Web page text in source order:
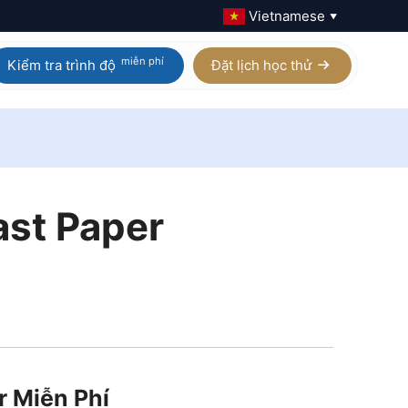
Vietnamese ▼
Kiểm tra trình độ miễn phí Đặt lịch học thử
Paper
Miễn Phí